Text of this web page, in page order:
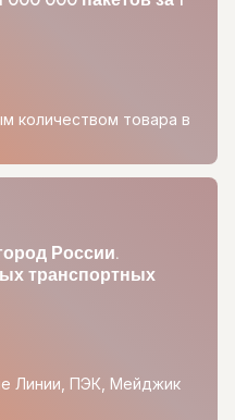
количеством товара в
России.
транспортных
Линии, ПЭК, Мейджик